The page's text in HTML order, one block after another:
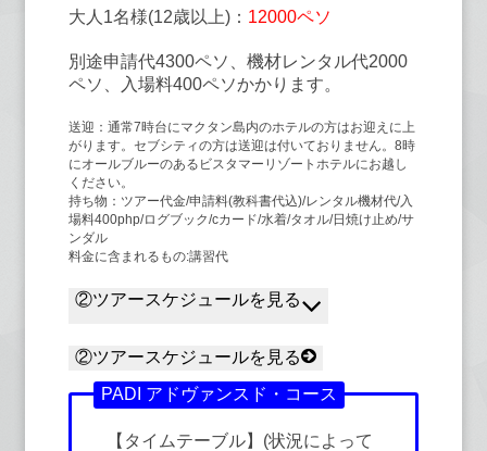
大人1名様(12歳以上)： 12000ペソ
別途申請代4300ペソ、機材レンタル代2000
ペソ、入場料400ペソかかります。
送迎：通常7時台にマクタン島内のホテルの方はお迎えに上
がります。セブシティの方は送迎は付いておりません。8時
にオールブルーのあるビスタマーリゾートホテルにお越し
ください。
持ち物：ツアー代金/申請料(教科書代込)/レンタル機材代/入
場料400php/ログブック/cカード/水着/タオル/日焼け止め/サ
ンダル
料金に含まれるもの:講習代
②ツアースケジュールを見る
②ツアースケジュールを見る
PADI アドヴァンスド・コース
【タイムテーブル】(状況によって